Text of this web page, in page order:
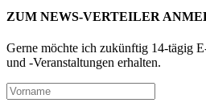
ZUM NEWS-VERTEILER
Gerne möchte ich zukünftig 14-tägig
und -Veranstaltungen erhalten.